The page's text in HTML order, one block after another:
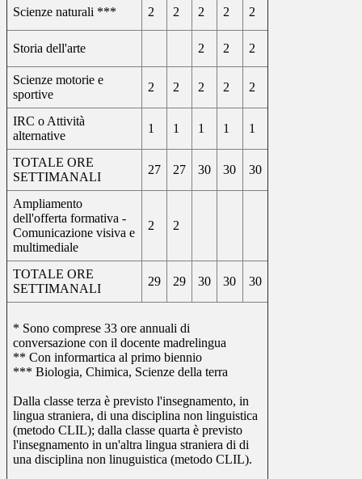
Scienze naturali *** 2 2 2 2 2
Storia dell'arte 2 2 2
Scienze motorie e
sportive
2 2 2 2 2
IRC o Attività
alternative
1 1 1 1 1
TOTALE ORE
SETTIMANALI
27 27 30 30 30
Ampliamento
dell'offerta formativa -
Comunicazione visiva e
multimediale
2 2
TOTALE ORE
SETTIMANALI
29 29 30 30 30
* Sono comprese 33 ore annuali di
conversazione con il docente madrelingua
** Con informartica al primo biennio
*** Biologia, Chimica, Scienze della terra
Dalla classe terza è previsto l'insegnamento, in
lingua straniera, di una disciplina non linguistica
(metodo CLIL); dalla classe quarta è previsto
l'insegnamento in un'altra lingua straniera di di
una disciplina non linuguistica (metodo CLIL).